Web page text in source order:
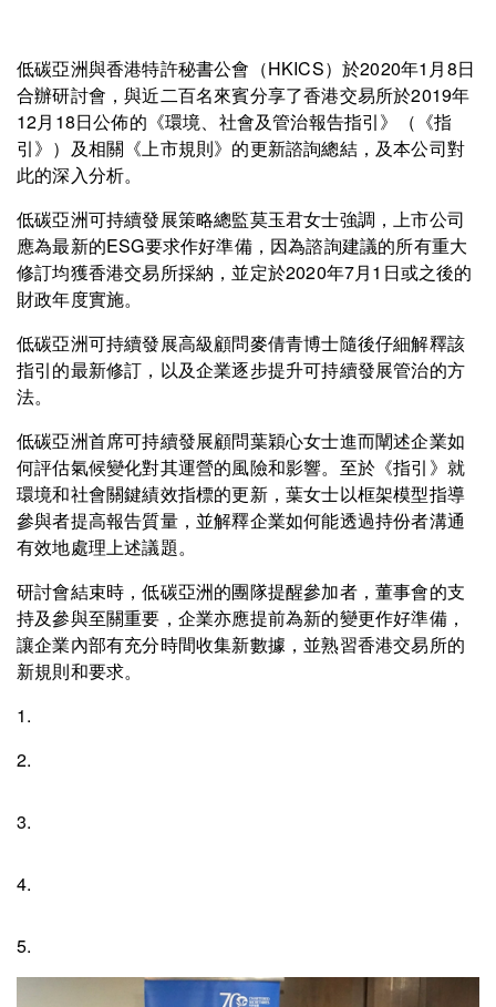
低碳亞洲與香港特許秘書公會（HKICS）於2020年1月8日
合辦研討會，與近二百名來賓分享了香港交易所於2019年
12月18日公佈的《環境、社會及管治報告指引》（《指
引》）及相關《上市規則》的更新諮詢總結，及本公司對
此的深入分析。
低碳亞洲可持續發展策略總監莫玉君女士強調，上市公司
應為最新的ESG要求作好準備，因為諮詢建議的所有重大
修訂均獲香港交易所採納，並定於2020年7月1日或之後的
財政年度實施。
低碳亞洲可持續發展高級顧問麥倩青博士隨後仔細解釋該
指引的最新修訂，以及企業逐步提升可持續發展管治的方
法。
低碳亞洲首席可持續發展顧問葉穎心女士進而闡述企業如
何評估氣候變化對其運營的風險和影響。至於《指引》就
環境和社會關鍵績效指標的更新，葉女士以框架模型指導
參與者提高報告質量，並解釋企業如何能透過持份者溝通
有效地處理上述議題。
研討會結束時，低碳亞洲的團隊提醒參加者，董事會的支
持及參與至關重要，企業亦應提前為新的變更作好準備，
讓企業內部有充分時間收集新數據，並熟習香港交易所的
新規則和要求。
1.
2.
3.
4.
5.